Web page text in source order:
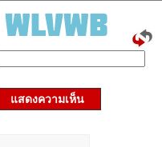
แสดงความเห็น